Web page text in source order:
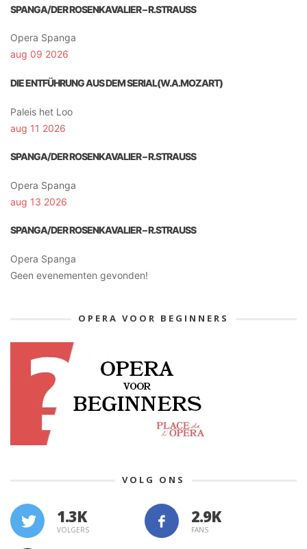
SPANGA/DER ROSENKAVALIER – R.STRAUSS
Opera Spanga
aug 09 2026
DIE ENTFÜHRUNG AUS DEM SERIAL(W.A.MOZART)
Paleis het Loo
aug 11 2026
SPANGA/DER ROSENKAVALIER – R.STRAUSS
Opera Spanga
aug 13 2026
SPANGA/DER ROSENKAVALIER – R.STRAUSS
Opera Spanga
Geen evenementen gevonden!
OPERA VOOR BEGINNERS
VOLG ONS
1.3K
VOLGERS FANS